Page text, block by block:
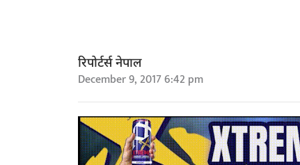
रिपोर्टर्स नेपाल
December 9, 2017 6:42 pm